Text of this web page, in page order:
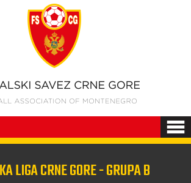
LIGA CRNE GORE - GRUPA B